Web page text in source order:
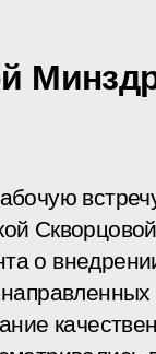
о